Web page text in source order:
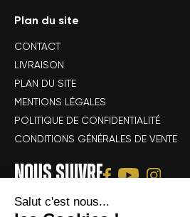
Plan du site
CONTACT
LIVRAISON
PLAN DU SITE
MENTIONS LÉGALES
POLITIQUE DE CONFIDENTIALITÉ
CONDITIONS GÉNÉRALES DE VENTE
NOUS SUIVRE
Salut c'est nous...